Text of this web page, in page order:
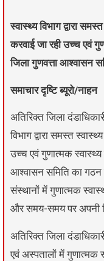
स्वास्थ्य विभाग द्वारा
करवाई जा रही उच्च एवं
जिला गुणवत्ता आश्वासन
समाचार दृष्टि ब्यूरो/नाहन
अतिरिक्त जिला
विभाग द्वारा समस्त
उच्च एवं गुणात्मक स्वास्थ्य
आश्वासन समिति का गठन
संस्थानों में गुणात्मक
और समय-समय पर अपनी
अतिरिक्त जिला
एवं अस्पतालों में गुणात्मक